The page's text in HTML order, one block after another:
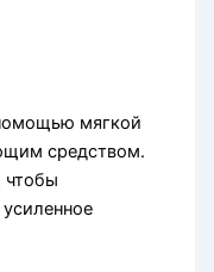
мягкой
средством.
чтобы